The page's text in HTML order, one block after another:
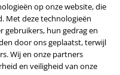
op onze website, die
Met deze technologieën
gebruikers, hun gedrag en
door ons geplaatst, terwijl
Wij en onze partners
en veiligheid van onze